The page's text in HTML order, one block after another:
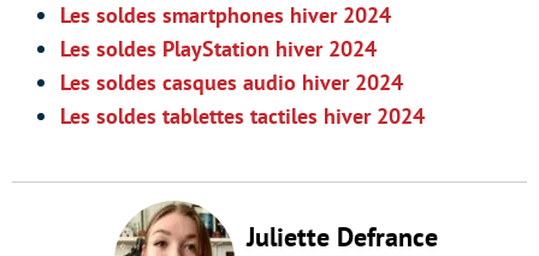
Les soldes smartphones hiver 2024
Les soldes PlayStation hiver 2024
Les soldes casques audio hiver 2024
Les soldes tablettes tactiles hiver 2024
Juliette Defrance